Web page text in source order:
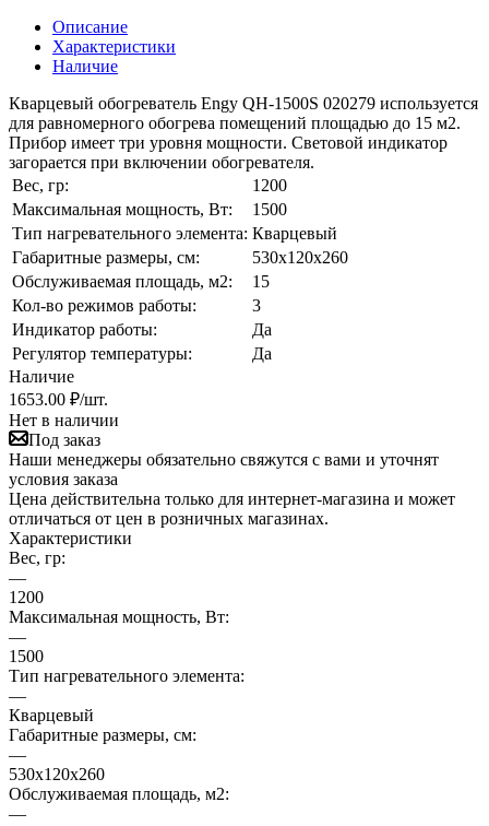
Описание
Характеристики
Наличие
Кварцевый обогреватель Engy QH-1500S 020279 используется
для равномерного обогрева помещений площадью до 15 м2.
Прибор имеет три уровня мощности. Световой индикатор
загорается при включении обогревателя.
Вес, гр:
1200
Максимальная мощность, Вт:
1500
Тип нагревательного элемента: Кварцевый
Габаритные размеры, см:
530х120х260
Обслуживаемая площадь, м2:
15
Кол-во режимов работы:
3
Индикатор работы:
Да
Регулятор температуры:
Да
Наличие
1653.00 ₽/шт.
Нет в наличии
Под заказ
Наши менеджеры обязательно свяжутся с вами и уточнят
условия заказа
Цена действительна только для интернет-магазина и может
отличаться от цен в розничных магазинах.
Характеристики
Вес, гр:
—
1200
Максимальная мощность, Вт:
—
1500
Тип нагревательного элемента:
—
Кварцевый
Габаритные размеры, см:
—
530х120х260
Обслуживаемая площадь, м2:
—